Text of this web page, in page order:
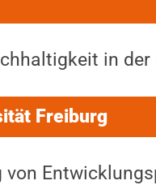
in der
Freiburg